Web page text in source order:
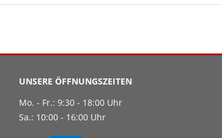
UNSERE ÖFFNUNGSZEITEN
Mo. - Fr.: 9:30 - 18:00 Uhr
Sa.: 10:00 - 16:00 Uhr